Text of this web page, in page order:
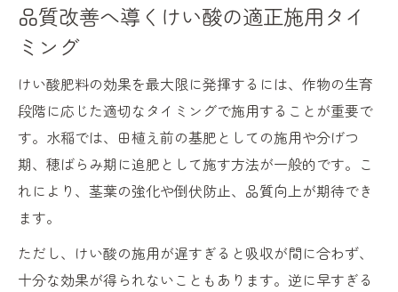
品質改善へ導くけい酸の適正施用タイ
ミング
けい酸肥料の効果を最大限に発揮するには、作物の生育
段階に応じた適切なタイミングで施用することが重要で
す。水稲では、田植え前の基肥としての施用や分げつ
期、穂ばらみ期に追肥として施す方法が一般的です。こ
れにより、茎葉の強化や倒伏防止、品質向上が期待でき
ます。
ただし、けい酸の施用が遅すぎると吸収が間に合わず、
十分な効果が得られないこともあります。逆に早すぎる